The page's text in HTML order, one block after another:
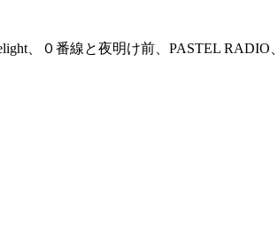
、０番線と夜明け前、PASTEL RADIO、